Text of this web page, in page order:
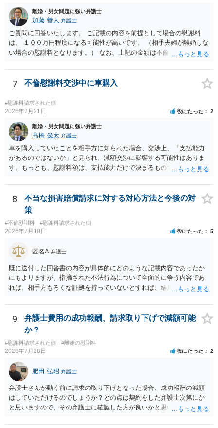
離婚・男女問題に強い弁護士
加藤 善大 弁護士
ご質問に回答いたします。 ご記載の内容を前提として場合の慰謝料
は、 １００万円程度になる可能性が高いです。 （相手夫婦が離婚しな
い場合の慰謝料となります。） なお、上記の金額は不倫をした２名が
半額程度の支払を求める、 求償ができることになります。 その求償権
を放棄する場合の慰謝料相場は、６０万円から８０万円程度になるこ
とが多いです。 （相手夫婦が離婚しませんので、減額してでも求償権
を放棄してもらうメリットがあることになります。） ５年後に離婚す
る可能性について、慰謝料額に影響が出る可能性はないと考えます。
最後に、ご依頼になる場合の弁護士費用は、ご依頼になる弁護士によ
り異なりますので、直接ご確認いただくといいですよ。 ご質問に対す
る回答は以上ですが、可能であれば、ご依頼になるかは別にして、お
近くの弁護士に直接相談されて、今後の対応についてアドバイスを求
めることをおすすめいたします。 ご参考にしていただけますと幸いで
す。
7 不倫慰謝料交渉中に車購入
#慰謝料請求された側
2026年7月21日 役にたった 2
離婚・男女問題に強い弁護士
髙橋 俊太 弁護士
車を購入していたことを相手方に知られた場合、交渉上、「支払能力
があるのではないか」と見られ、減額交渉に影響する可能性はありま
す。もっとも、慰謝料額は、支払能力だけで決まるものではなく、不
響、離婚・別居の有無、証拠関係等によって判断されます。 ご記載の
ように、LINEのやり取りと数回の食事のみで性交渉がないのであれ
ば、原則として不貞慰謝料支払義務は否定されます。他方で、性交渉
がない場合でも、親密なやり取りの内容や関係の態様によっては、婚
姻共同生活の平穏を害したとして、例外的に慰謝料支払義務が肯定さ
れることもあります。 すでに弁護士に依頼されているのであれば、車
の購入事情も含めて説明し、支払能力の問題と、そもそもの慰謝料額
の相当性を分けて交渉してもらう方がよいでしょう。
8
不当な損害賠償請求に対する対応方法と今後の対
策
#不倫慰謝料 #慰謝料請求された側
2026年7月10日 役にたった 5
匿名A 弁護士
既に送付した回答書の内容が具体的にどのような記載内容であったか
にもよりますが、指摘された不法行為について全面的に争う内容であ
れば、相手方もろくな証拠を持っていないとすれば、結局は何もなく
晴らす」ことが最重要なのであれば、むしろ、相手方から訴訟を提起
して貰い、あなたが勝訴（請求棄却）して不法行為が存在しなかった
ことを公に認めてもらった方が（精神安定の面でも）ベターなのでは
ないかとも思えます。そうであれば、「訴えられる」ことを怖がる必
要はなく、むしろ「出るところへ出ましょう」という態度の方が妥当
です。 ただ、冒頭で述べたとおりこちらが強気に出て相手方に十分な
証拠がない場合には提訴されず消化不良状態で終わってしまう危険も
ありますので、名誉回復を重視するなら、逆に相手方を被告として債
務不存在確認請求訴訟を提起することも考えられます（事案によって
は、十分な根拠もなく不法行為と決めつけたことに対する慰謝料請求
も併せて行う）。 しかしながら、訴訟への対応は（仮に弁護士へ対応
を任せるとしても）気力が必要であり、精神疾患を抱えながら対応す
るのはしんどい面があります。 名誉回復を重視してとことん毅然と対
9
弁護士費用の成功報酬、請求取り下げで減額可能
か？
#慰謝料請求された側 #離婚の慰謝料
2026年7月26日 役にたった 2
肥田 弘昭 弁護士
弁護士さんが動く前に請求の取り下げとなった場合、成功報酬の減額
はしていただけるのでしょうか？との点は契約をした弁護士次第にか
と思いますので、その弁護士に確認した方が良いかと思います。ご参